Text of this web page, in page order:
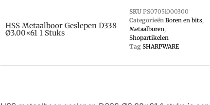
HSS Metaalboor Geslepen D338
Ø3.00×61 1 Stuks
SKU PS07051000300
Categorieën Boren en bits,
Metaalboren,
Shopartikelen
Tag SHARPWARE